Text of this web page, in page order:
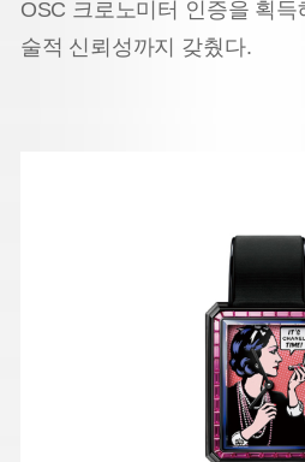
OSC 크로노미터 인증을 획
술적 신뢰성까지 갖췄다.